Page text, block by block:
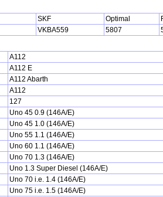
SKF Optimal
VKBA559 5807
A112
A112 E
A112 Abarth
A112
127
Uno 45 0.9 (146A/E)
Uno 45 1.0 (146A/E)
Uno 55 1.1 (146A/E)
Uno 60 1.1 (146A/E)
Uno 70 1.3 (146A/E)
Uno 1.3 Super Diesel (146A/E)
Uno 70 i.e. 1.4 (146A/E)
Uno 75 i.e. 1.5 (146A/E)